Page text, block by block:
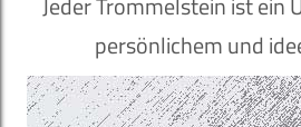
persönlichem und